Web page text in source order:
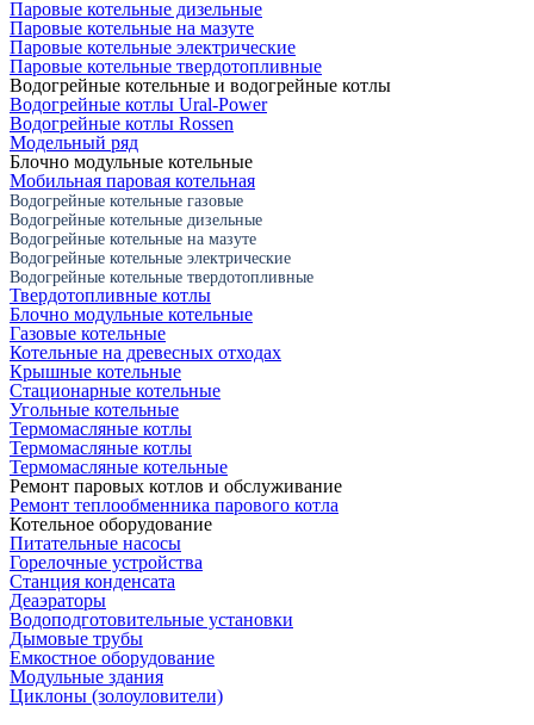
Паровые котельные дизельные
Паровые котельные на мазуте
Паровые котельные электрические
Паровые котельные твердотопливные
Водогрейные котельные и водогрейные котлы
Водогрейные котлы Ural-Power
Водогрейные котлы Rossen
Модельный ряд
Блочно модульные котельные
Мобильная паровая котельная
Водогрейные котельные газовые
Водогрейные котельные дизельные
Водогрейные котельные на мазуте
Водогрейные котельные электрические
Водогрейные котельные твердотопливные
Твердотопливные котлы
Блочно модульные котельные
Газовые котельные
Котельные на древесных отходах
Крышные котельные
Стационарные котельные
Угольные котельные
Термомасляные котлы
Термомасляные котлы
Термомасляные котельные
Ремонт паровых котлов и обслуживание
Ремонт теплообменника парового котла
Котельное оборудование
Питательные насосы
Горелочные устройства
Станция конденсата
Деаэраторы
Водоподготовительные установки
Дымовые трубы
Емкостное оборудование
Mодульные здания
Циклоны (золоуловители)